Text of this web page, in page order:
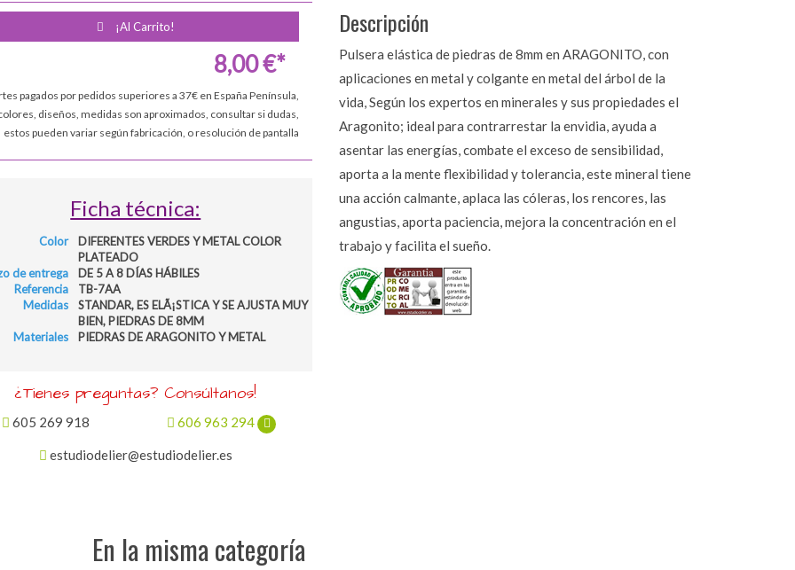
¡Al Carrito!
8,00 €*
pagados por pedidos superiores a 37€ en España Península,
diseños, medidas son aproximados, consultar si dudas,
estos pueden variar según fabricación, o resolución de pantalla
Ficha técnica:
Color
DIFERENTES VERDES Y METAL COLOR
PLATEADO
de entrega
DE 5 A 8 DÍAS HÁBILES
Referencia
TB-7AA
Medidas
STANDAR, ES ELÃ¡STICA Y SE AJUSTA MUY
BIEN, PIEDRAS DE 8MM
Materiales
PIEDRAS DE ARAGONITO Y METAL
¿Tienes preguntas? Consúltanos!
605 269 918 606 963 294
estudiodelier@estudiodelier.es
Descripción
Pulsera elástica de piedras de 8mm en ARAGONITO, con
aplicaciones en metal y colgante en metal del árbol de la
vida, Según los expertos en minerales y sus propiedades el
Aragonito; ideal para contrarrestar la envidia, ayuda a
asentar las energías, combate el exceso de sensibilidad,
aporta a la mente flexibilidad y tolerancia, este mineral tiene
una acción calmante, aplaca las cóleras, los rencores, las
angustias, aporta paciencia, mejora la concentración en el
trabajo y facilita el sueño.
En la misma categoría